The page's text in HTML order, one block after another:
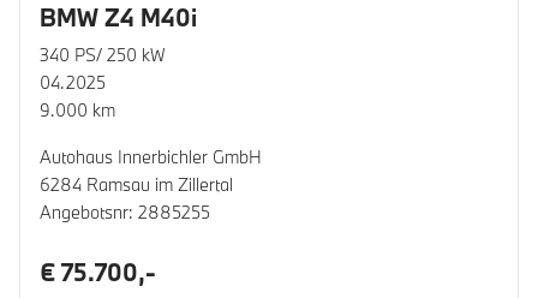
BMW Z4 M40i
340 PS/ 250 kW
04.2025
9.000 km
Autohaus Innerbichler GmbH
6284 Ramsau im Zillertal
Angebotsnr: 2885255
€ 75.700,-